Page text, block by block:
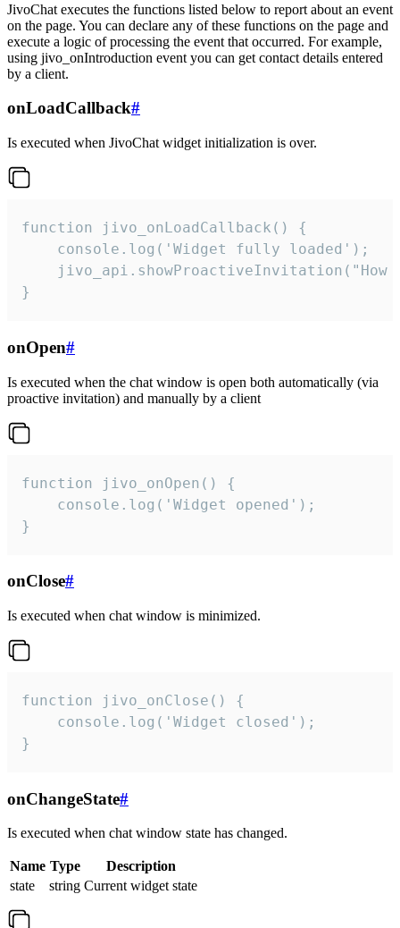
JivoChat executes the functions listed below to report about an event
on the page. You can declare any of these functions on the page and
execute a logic of processing the event that occurred. For example,
using jivo_onIntroduction event you can get contact details entered
by a client.
onLoadCallback#
Is executed when JivoChat widget initialization is over.
function jivo_onLoadCallback() {
    console.log('Widget fully loaded');
jivo_api.showProactiveInvitation("How
}
onOpen#
Is executed when the chat window is open both automatically (via
proactive invitation) and manually by a client
function jivo_onOpen() {
    console.log('Widget opened');
}
onClose#
Is executed when chat window is minimized.
function jivo_onClose() {
    console.log('Widget closed');
}
onChangeState#
Is executed when chat window state has changed.
Name Type
Description
state
string Current widget state